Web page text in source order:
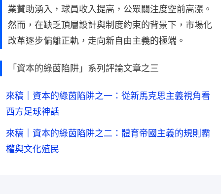
業贊助湧入，球員收入提高，公眾關注度空前高漲。
然而，在缺乏頂層設計與制度約束的背景下，市場化
改革逐步偏離正軌，走向新自由主義的極端。
「資本的綠茵陷阱」系列評論文章之三
來稿｜資本的綠茵陷阱之一：從新馬克思主義視角看
西方足球神話
來稿｜資本的綠茵陷阱之二：體育帝國主義的規則霸
權與文化殖民